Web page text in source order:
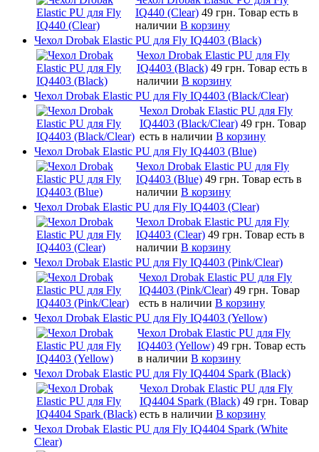
IQ440 (Clear) 49 грн. Товар есть в
наличии В корзину
Чехол Drobak Elastic PU для Fly IQ4403 (Black)
Чехол Drobak Elastic PU для Fly
IQ4403 (Black) 49 грн. Товар есть в
наличии В корзину
Чехол Drobak Elastic PU для Fly IQ4403 (Black/Clear)
Чехол Drobak Elastic PU для Fly
IQ4403 (Black/Clear) 49 грн. Товар
есть в наличии В корзину
Чехол Drobak Elastic PU для Fly IQ4403 (Blue)
Чехол Drobak Elastic PU для Fly
IQ4403 (Blue) 49 грн. Товар есть в
наличии В корзину
Чехол Drobak Elastic PU для Fly IQ4403 (Clear)
Чехол Drobak Elastic PU для Fly
IQ4403 (Clear) 49 грн. Товар есть в
наличии В корзину
Чехол Drobak Elastic PU для Fly IQ4403 (Pink/Clear)
Чехол Drobak Elastic PU для Fly
IQ4403 (Pink/Clear) 49 грн. Товар
есть в наличии В корзину
Чехол Drobak Elastic PU для Fly IQ4403 (Yellow)
Чехол Drobak Elastic PU для Fly
IQ4403 (Yellow) 49 грн. Товар есть
в наличии В корзину
Чехол Drobak Elastic PU для Fly IQ4404 Spark (Black)
Чехол Drobak Elastic PU для Fly
IQ4404 Spark (Black) 49 грн. Товар
есть в наличии В корзину
Чехол Drobak Elastic PU для Fly IQ4404 Spark (White
Clear)